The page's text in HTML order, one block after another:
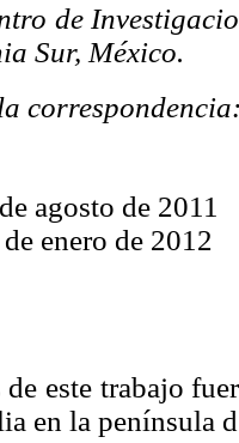
de
Sur, México.
agosto de 2011
enero de 2012
este trabajo
en la península